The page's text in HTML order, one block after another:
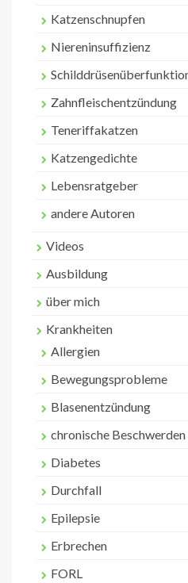
Katzenschnupfen
Niereninsuffizienz
Zahnfleischentzündung
Teneriffakatzen
Katzengedichte
Lebensratgeber
andere Autoren
Videos
Ausbildung
über mich
Krankheiten
Allergien
Bewegungsprobleme
Blasenentzündung
chronische Beschwerden
Diabetes
Durchfall
Epilepsie
Erbrechen
FORL